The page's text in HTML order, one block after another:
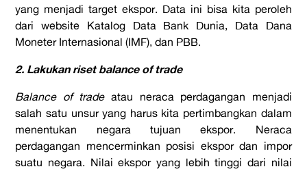
yang menjadi target ekspor. Data ini bisa kita peroleh
dari website Katalog Data Bank Dunia, Data Dana
Moneter Internasional (IMF), dan PBB.
2. Lakukan risetbalance of trade
Balance of tradeatau neraca perdagangan menjadi
salah satu unsur yang harus kita pertimbangkan dalam
menentukan negara tujuan ekspor. Neraca
perdagangan mencerminkan posisi ekspor dan impor
suatu negara. Nilai ekspor yang lebih tinggi dari nilai